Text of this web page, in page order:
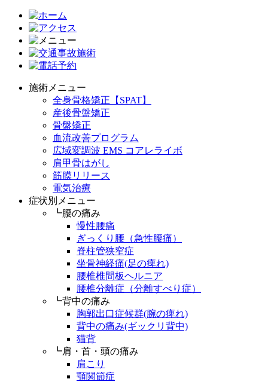
施術メニュー
全身骨格矯正【SPAT】
産後骨盤矯正
骨盤矯正
血流改善プログラム
広域変調波 EMS コアレライボ
肩甲骨はがし
筋膜リリース
電気治療
症状別メニュー
┗腰の痛み
慢性腰痛
ぎっくり腰（急性腰痛）
脊柱管狭窄症
坐骨神経痛(足の痺れ)
腰椎椎間板ヘルニア
腰椎分離症（分離すべり症）
┗背中の痛み
胸郭出口症候群(腕の痺れ)
背中の痛み(ギックリ背中)
猫背
┗肩・首・頭の痛み
肩こり
顎関節症